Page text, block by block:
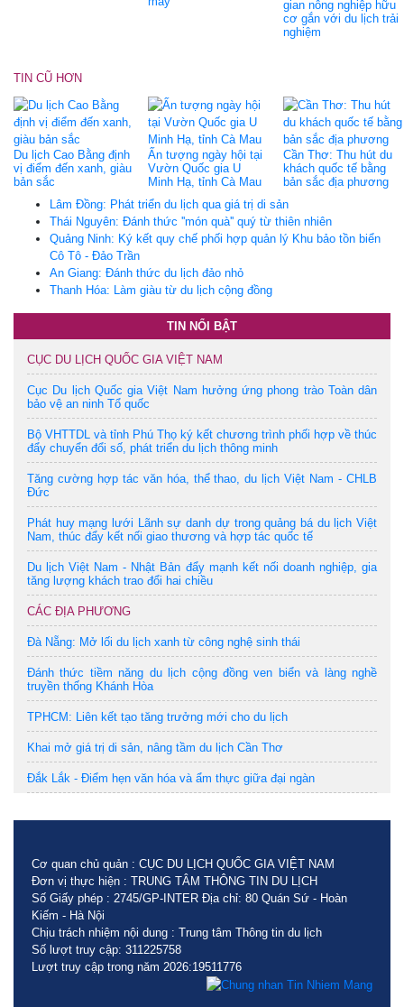
gian nông nghiệp hữu
cơ gắn với du lịch trải
nghiệm
TIN CŨ HƠN
Du lịch Cao Bằng định
vị điểm đến xanh, giàu
bản sắc
Ấn tượng ngày hội tại
Vườn Quốc gia U
Minh Hạ, tỉnh Cà Mau
Cần Thơ: Thu hút du
khách quốc tế bằng
bản sắc địa phương
Lâm Đồng: Phát triển du lịch qua giá trị di sản
Thái Nguyên: Đánh thức ''món quà'' quý từ thiên nhiên
Quảng Ninh: Ký kết quy chế phối hợp quản lý Khu bảo tồn biển
Cô Tô - Đảo Trần
An Giang: Đánh thức du lịch đảo nhỏ
Thanh Hóa: Làm giàu từ du lịch cộng đồng
TIN NỔI BẬT
CỤC DU LỊCH QUỐC GIA VIỆT NAM
Cục Du lịch Quốc gia Việt Nam hưởng ứng phong trào Toàn dân
bảo vệ an ninh Tổ quốc
Bộ VHTTDL và tỉnh Phú Thọ ký kết chương trình phối hợp về thúc
đẩy chuyển đổi số, phát triển du lịch thông minh
Tăng cường hợp tác văn hóa, thể thao, du lịch Việt Nam - CHLB
Đức
Phát huy mạng lưới Lãnh sự danh dự trong quảng bá du lịch Việt
Nam, thúc đẩy kết nối giao thương và hợp tác quốc tế
Du lịch Việt Nam - Nhật Bản đẩy mạnh kết nối doanh nghiệp, gia
tăng lượng khách trao đổi hai chiều
CÁC ĐỊA PHƯƠNG
Đà Nẵng: Mở lối du lịch xanh từ công nghệ sinh thái
Đánh thức tiềm năng du lịch cộng đồng ven biển và làng nghề
truyền thống Khánh Hòa
TPHCM: Liên kết tạo tăng trưởng mới cho du lịch
Khai mở giá trị di sản, nâng tầm du lịch Cần Thơ
Đắk Lắk - Điểm hẹn văn hóa và ẩm thực giữa đại ngàn
Cơ quan chủ quản : CỤC DU LỊCH QUỐC GIA VIỆT NAM
Đơn vị thực hiện : TRUNG TÂM THÔNG TIN DU LỊCH
Số Giấy phép : 2745/GP-INTER Địa chỉ: 80 Quán Sứ - Hoàn
Kiếm - Hà Nội
Chịu trách nhiệm nội dung : Trung tâm Thông tin du lịch
Số lượt truy cập: 311225758
Lượt truy cập trong năm 2026:19511776